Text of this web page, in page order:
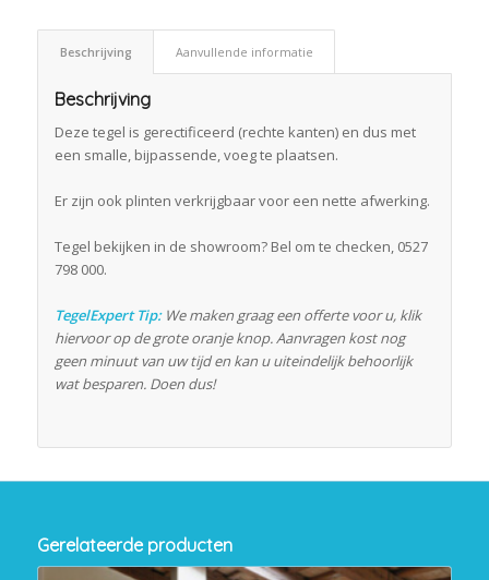
Beschrijving Aanvullende informatie
Beschrijving
Deze tegel is gerectificeerd (rechte kanten) en dus met
een smalle, bijpassende, voeg te plaatsen.
Er zijn ook plinten verkrijgbaar voor een nette afwerking.
Tegel bekijken in de showroom? Bel om te checken, 0527
798 000.
TegelExpert Tip:We maken graag een offerte voor u, klik
hiervoor op de grote oranje knop. Aanvragen kost nog
geen minuut van uw tijd en kan u uiteindelijk behoorlijk
wat besparen. Doen dus!
Gerelateerde producten